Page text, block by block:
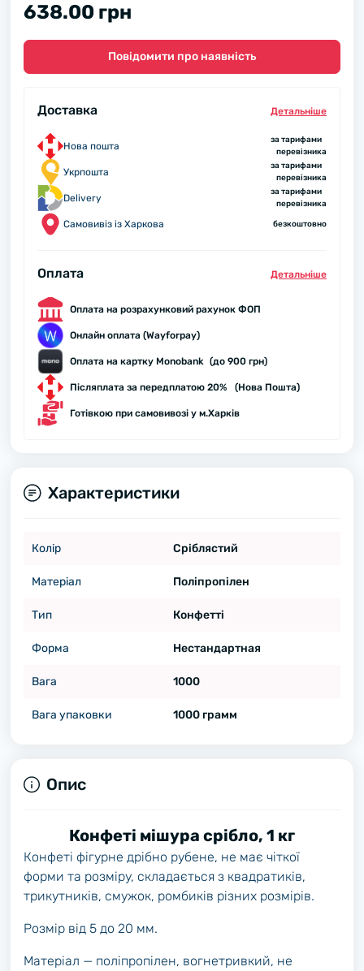
638.00 грн
Повідомити про наявність
Доставка Детальнiше
Нова пошта
за тарифами
перевізника
Укрпошта
за тарифами
перевізника
Delivery
за тарифами
перевізника
Самовивіз із Харкова безкоштовно
Оплата Детальнiше
Оплата на розрахунковий рахунок ФОП
Онлайн оплата (Wayforpay)
Оплата на картку Monobank (до 900 грн)
Післяплата за передплатою 20% (Нова Пошта)
Готівкою при самовивозі у м.Харків
Характеристики
Колір Сріблястий
Матеріал Поліпропілен
Тип Конфетті
Форма Нестандартная
Вага 1000
Вага упаковки 1000 грамм
Опис
Конфеті мішура срібло, 1 кг
Конфеті фігурне дрібно рубене, не має чіткої
форми та розміру, складається з квадратиків,
трикутників, смужок, ромбиків різних розмірів.
Розмір від 5 до 20 мм.
Матеріал — поліпропілен, вогнетривкий, не